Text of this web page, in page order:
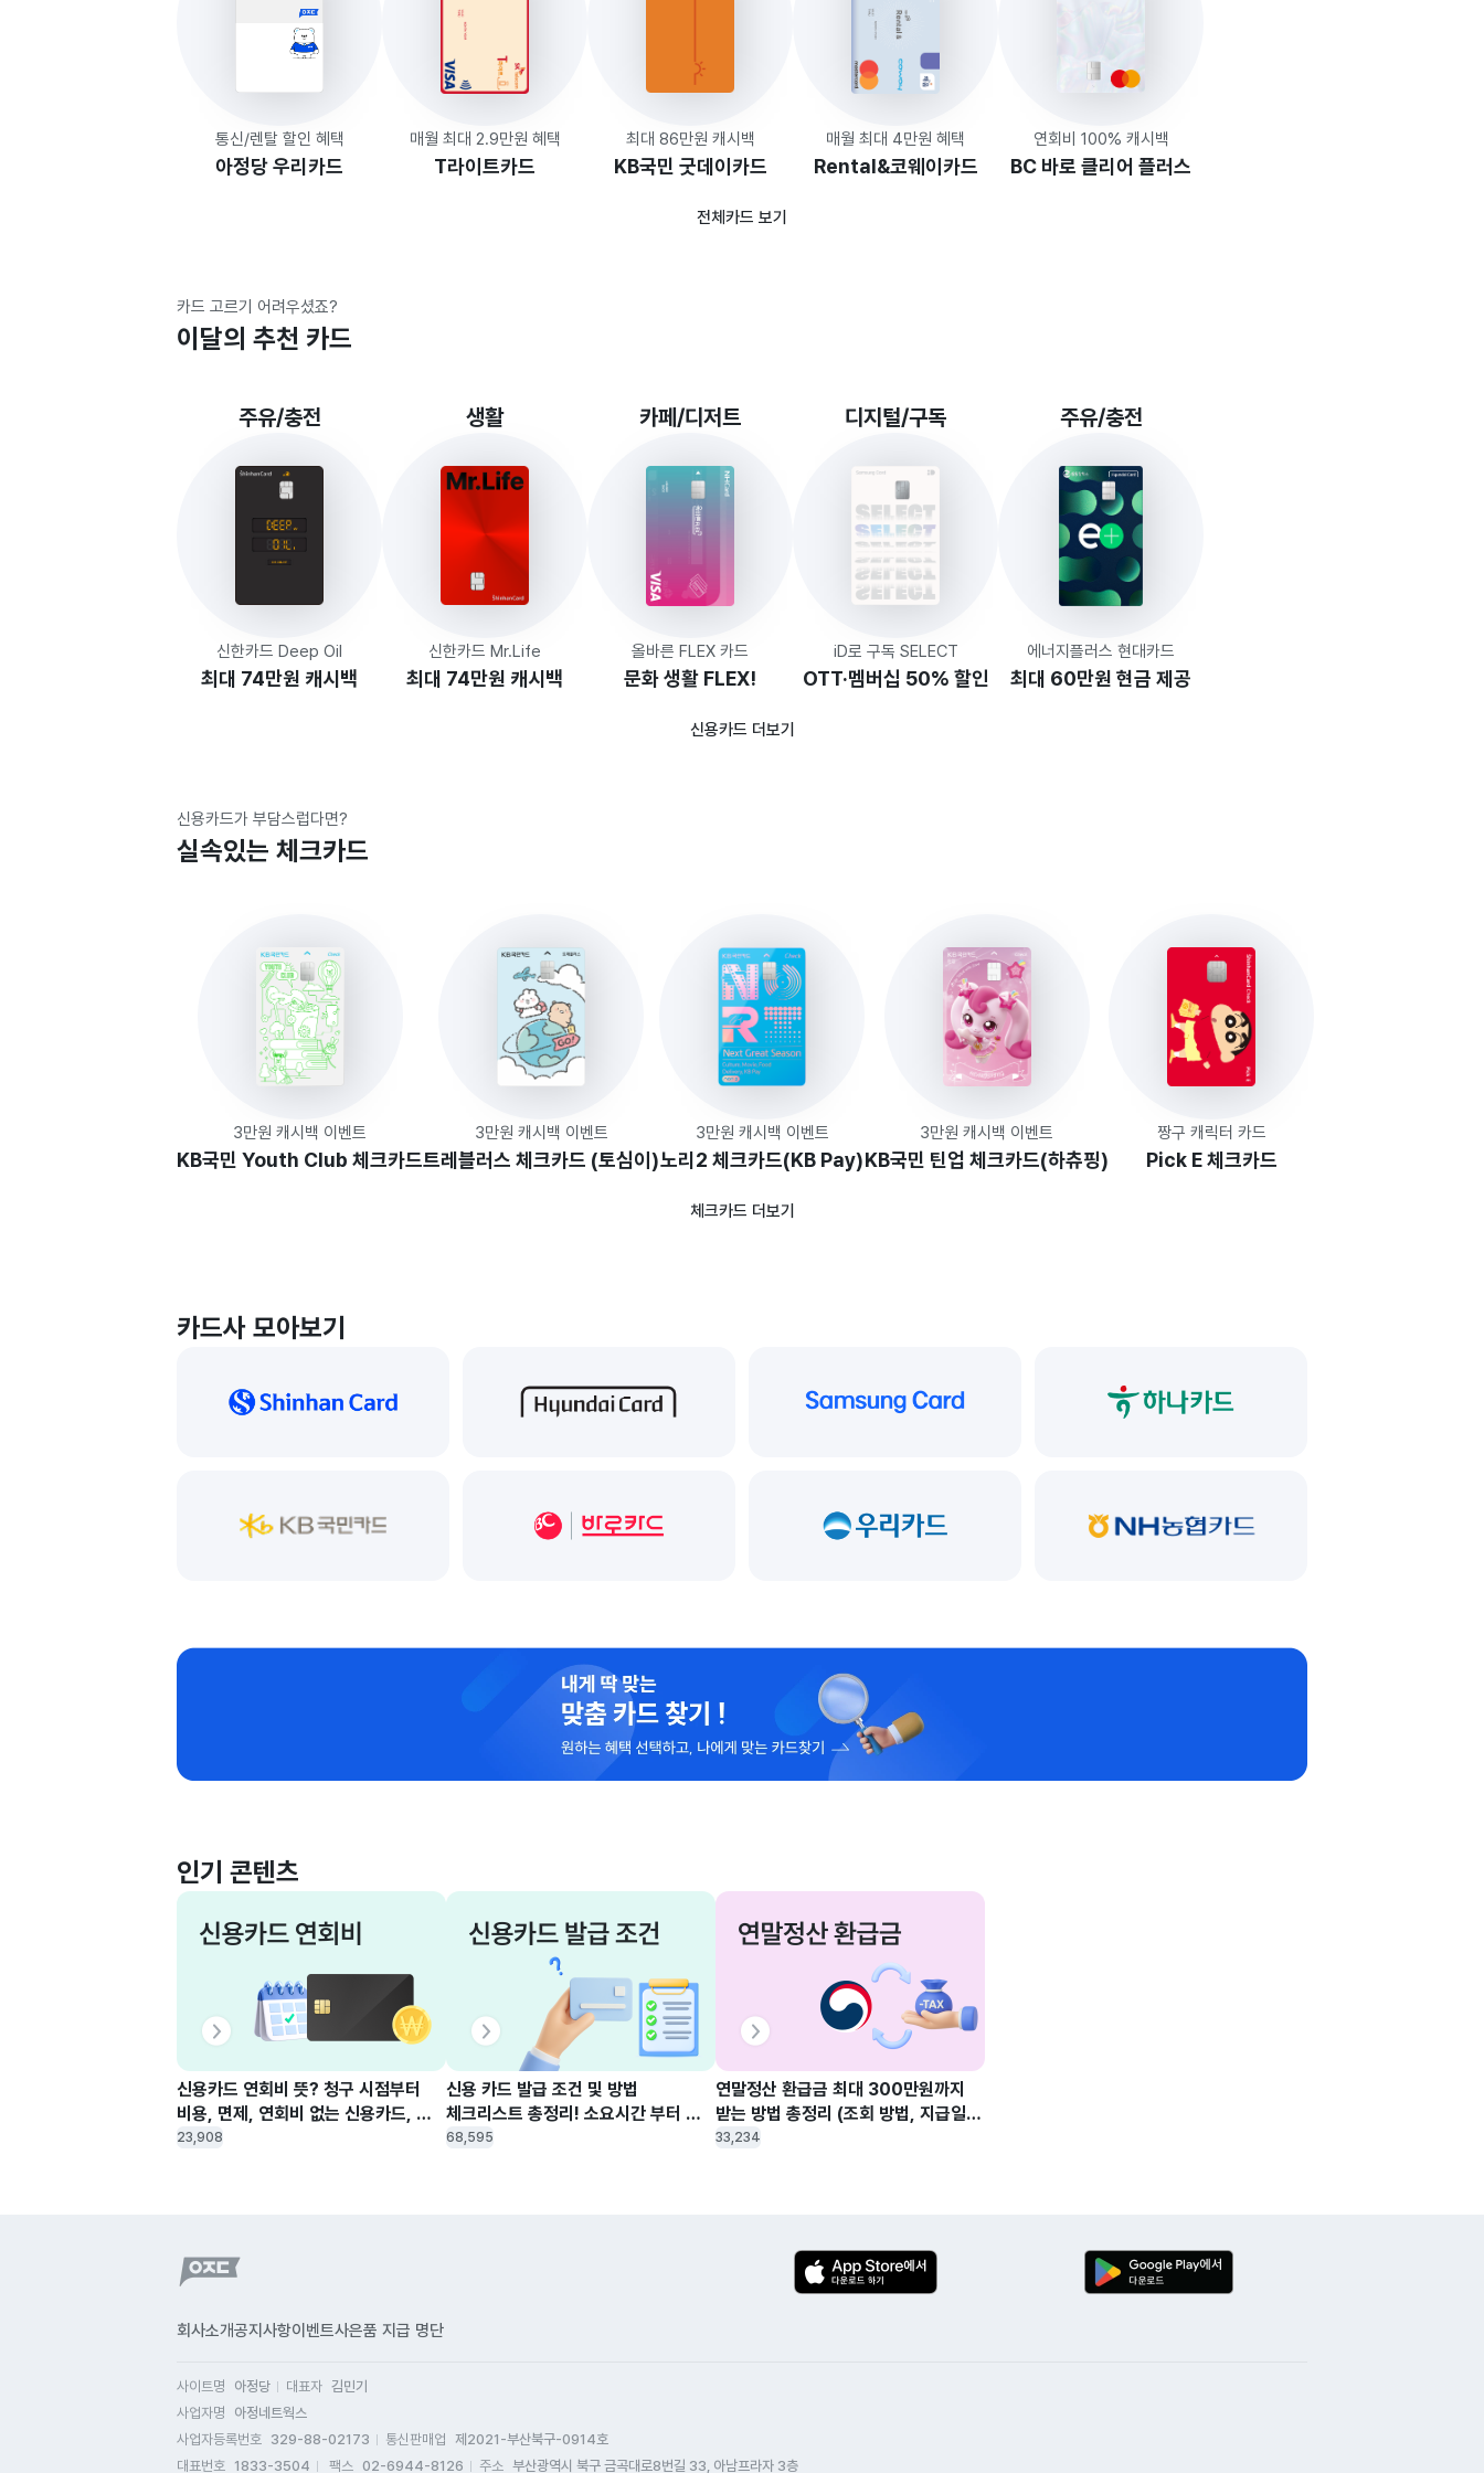
통신/렌탈 할인 혜택
아정당 우리카드
매월 최대 2.9만원 혜택
T라이트카드
최대 86만원 캐시백
KB국민 굿데이카드
매월 최대 4만원 혜택
Rental&코웨이카드
연회비 100% 캐시백
BC 바로 클리어 플러스
전체카드 보기
카드 고르기 어려우셨죠?
이달의 추천 카드
주유/충전
신한카드 Deep Oil
최대 74만원 캐시백
생활
신한카드 Mr.Life
최대 74만원 캐시백
카페/디저트
올바른 FLEX 카드
문화 생활 FLEX!
디지털/구독
iD로 구독 SELECT
OTT·멤버십 50% 할인
주유/충전
에너지플러스 현대카드
최대 60만원 현금 제공
신용카드 더보기
신용카드가 부담스럽다면?
실속있는 체크카드
3만원 캐시백 이벤트
KB국민 Youth Club 체크카드
3만원 캐시백 이벤트
트레블러스 체크카드 (토심이)
3만원 캐시백 이벤트
노리2 체크카드(KB Pay)
3만원 캐시백 이벤트
KB국민 틴업 체크카드(하츄핑)
짱구 캐릭터 카드
Pick E 체크카드
체크카드 더보기
카드사 모아보기
인기 콘텐츠
신용카드 연회비 뜻? 청구 시점부터
비용, 면제, 연회비 없는 신용카드,
환불 방법까지 한 눈에 보기
23,908
신용 카드 발급 조건 및 방법
체크리스트 총정리! 소요시간 부터
신청 조건 및 취소 제대로 알아보기
68,595
연말정산 환급금 최대 300만원까지
받는 방법 총정리 (조회 방법, 지급일,
계산기, 신용카드 체크카드 소득공제)
33,234
회사소개공지사항이벤트사은품 지급 명단
사이트명 아정당 대표자 김민기
사업자명
아정네트웍스
사업자등록번호 329-88-02173 통신판매업
제2021-부산북구-0914호
대표번호 1833-3504 팩스 02-6944-8126 주소 부산광역시 북구 금곡대로8번길 33, 아남프라자 3층